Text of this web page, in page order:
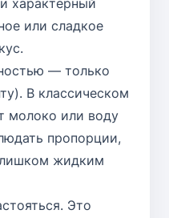
или сладкое
— только
В классическом
молоко или воду
пропорции,
жидким
Это